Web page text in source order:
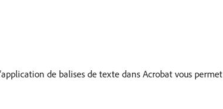
de balises de texte dans Acrobat vous permet